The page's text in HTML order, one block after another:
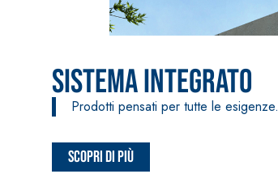
Sistema Integrato
Prodotti pensati per tutte le esigenze.
Scopri di più